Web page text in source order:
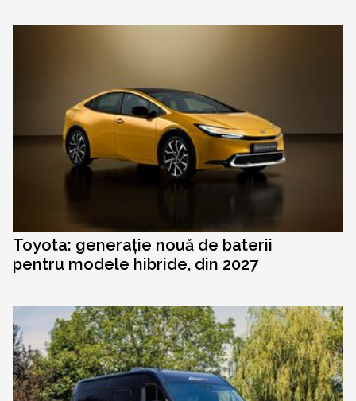
Toyota: generație nouă de baterii
pentru modele hibride, din 2027